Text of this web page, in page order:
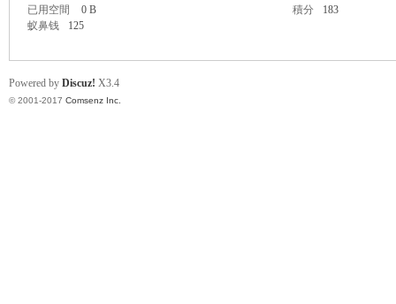
已用空間
0 B 積分
183
蚁鼻钱
125
Powered by Discuz! X3.4
© 2001-2017 Comsenz Inc.